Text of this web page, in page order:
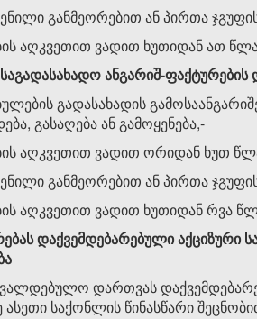
განმეორებით ან პირთა
აღკვეთით ვადით ხუთიდან ათ
საგადასახადოანგარიშ-ფაქტურების
გადასახადის
გასაღება ან გამოყენება,-
აღკვეთით ვადით ორიდან ხუთ
განმეორებით ან პირთა
აღკვეთით ვადით ხუთიდან რვა
დაქვემდებარებულიაქციზური
დართვას
ასეთი საქონლის წინასწარი